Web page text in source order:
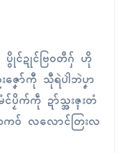
ပွိုၚ်ဍုၚ်ဗြဝတဳဂှ် ဟို
ဇၞော်ကီု သီုရဲပါဲဘဲပၞာ
က်ကဵု ဍာ်သ္အးဇ္ၚးတံ
ကဝ် လလောၚ်တြးလ